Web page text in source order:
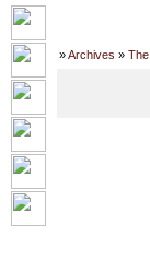
Home »Archives »